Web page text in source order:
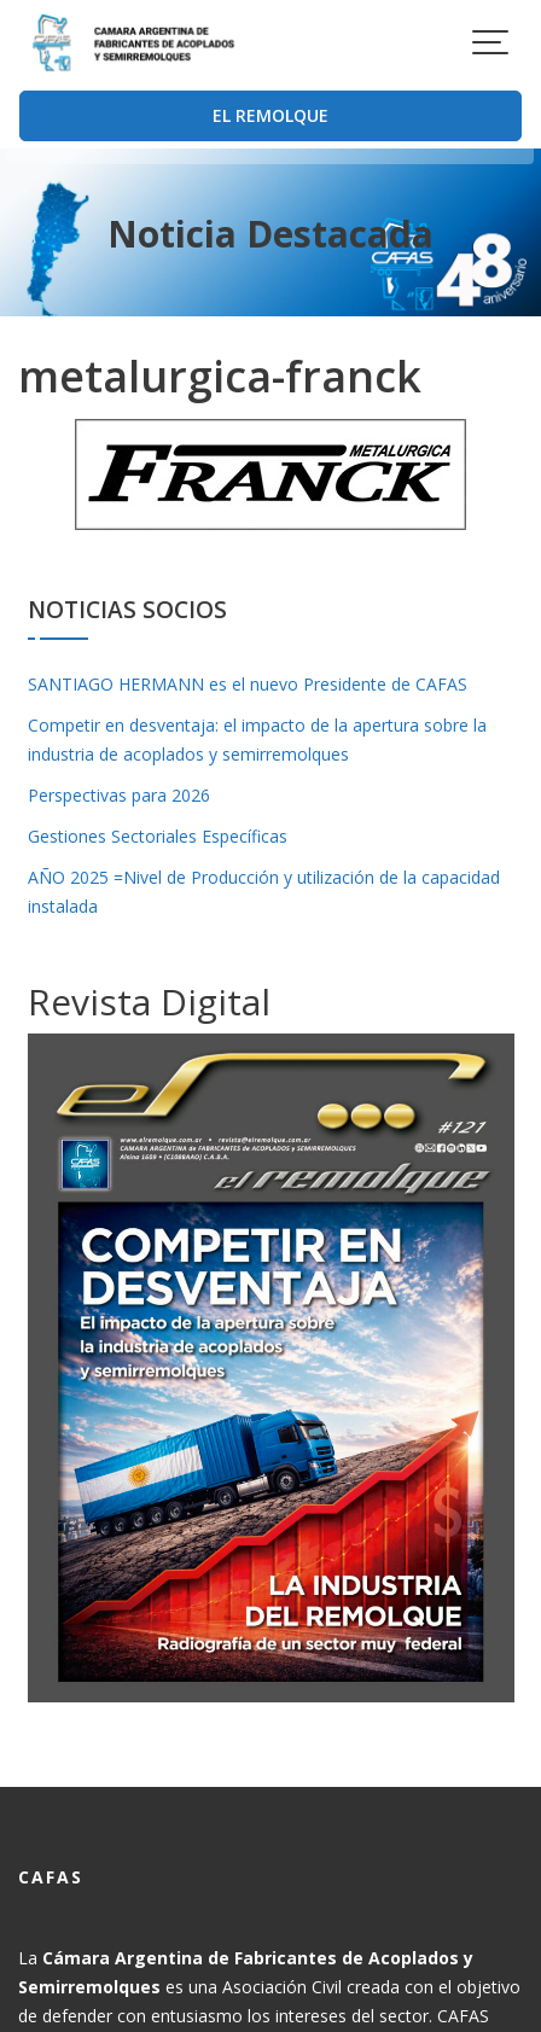
Saltar
contenido
EL REMOLQUE
Noticia Destacada
metalurgica-franck
NOTICIAS SOCIOS
SANTIAGO HERMANN es el nuevo Presidente de CAFAS
Competir en desventaja: el impacto de la apertura sobre la
industria de acoplados y semirremolques
Perspectivas para 2026
Gestiones Sectoriales Específicas
AÑO 2025 =Nivel de Producción y utilización de la capacidad
instalada
Revista Digital
CAFAS
La Cámara Argentina de Fabricantes de Acoplados y
Semirremolques es una Asociación Civil creada con el objetivo
de defender con entusiasmo los intereses del sector. CAFAS